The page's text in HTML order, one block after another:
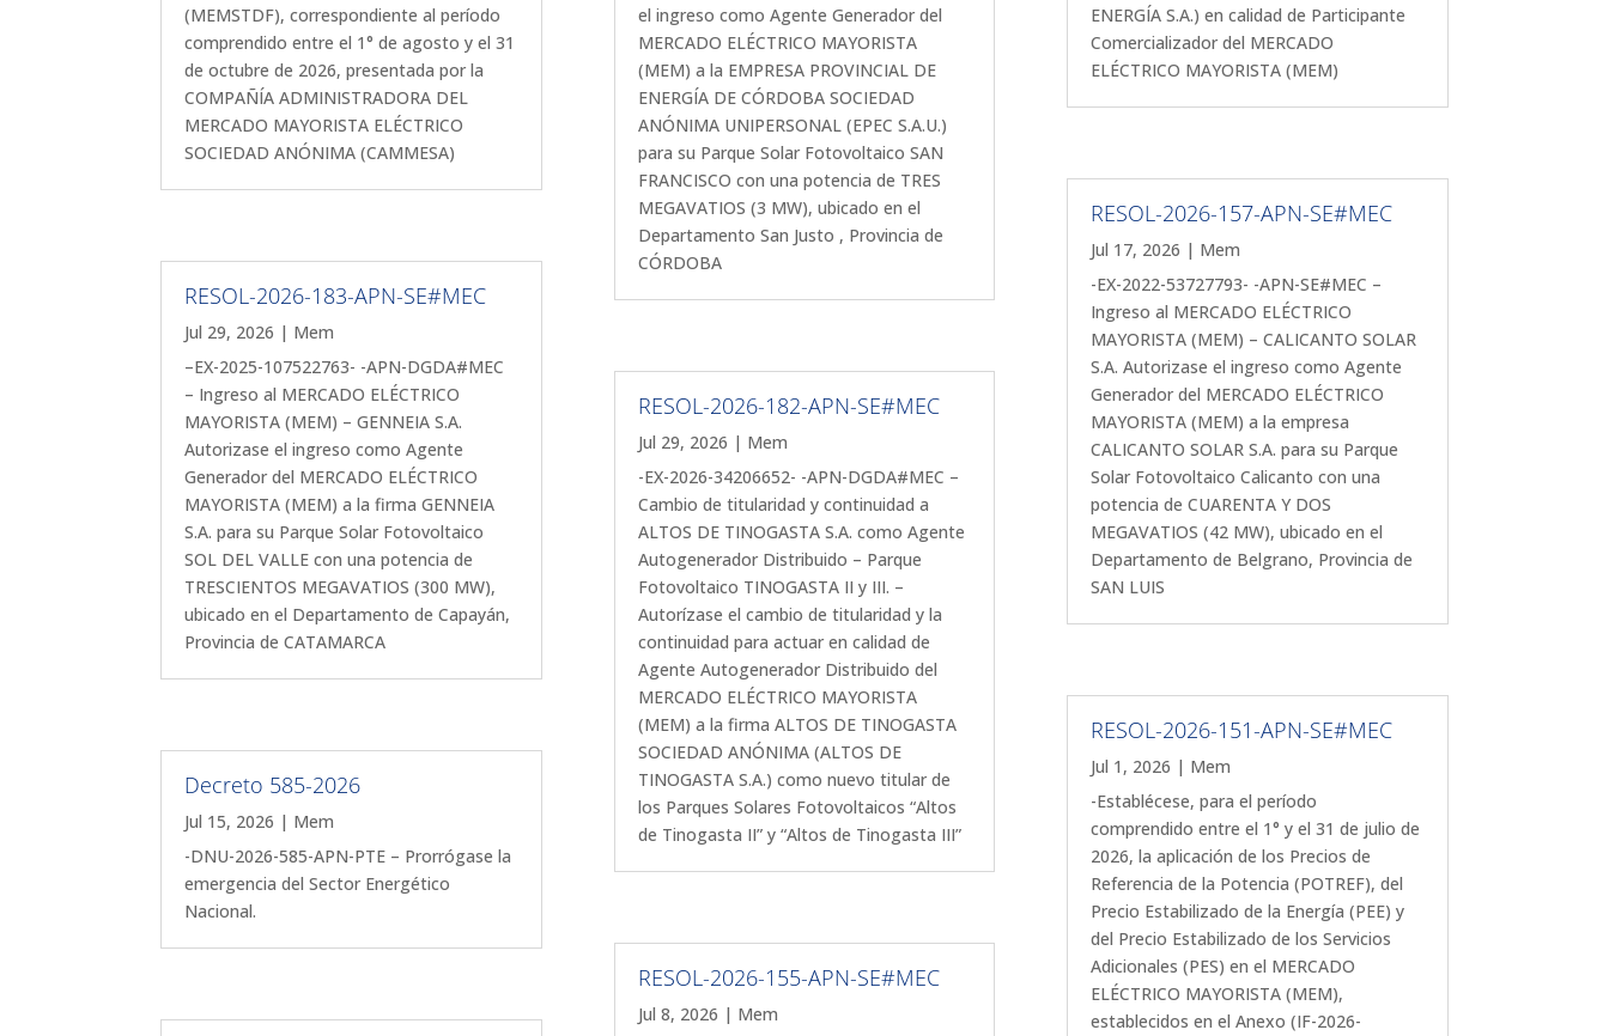
(MEMSTDF), correspondiente al período
comprendido entre el 1° de agosto y el 31
de octubre de 2026, presentada por la
COMPAÑÍA ADMINISTRADORA DEL
MERCADO MAYORISTA ELÉCTRICO
SOCIEDAD ANÓNIMA (CAMMESA)
RESOL-2026-183-APN-SE#MEC
Jul 29, 2026 | Mem
–EX-2025-107522763- -APN-DGDA#MEC
– Ingreso al MERCADO ELÉCTRICO
MAYORISTA (MEM) – GENNEIA S.A.
Autorizase el ingreso como Agente
Generador del MERCADO ELÉCTRICO
MAYORISTA (MEM) a la firma GENNEIA
S.A. para su Parque Solar Fotovoltaico
SOL DEL VALLE con una potencia de
TRESCIENTOS MEGAVATIOS (300 MW),
ubicado en el Departamento de Capayán,
Provincia de CATAMARCA
Decreto 585-2026
Jul 15, 2026 | Mem
-DNU-2026-585-APN-PTE – Prorrógase la
emergencia del Sector Energético
Nacional.
el ingreso como Agente Generador del
MERCADO ELÉCTRICO MAYORISTA
(MEM) a la EMPRESA PROVINCIAL DE
ENERGÍA DE CÓRDOBA SOCIEDAD
ANÓNIMA UNIPERSONAL (EPEC S.A.U.)
para su Parque Solar Fotovoltaico SAN
FRANCISCO con una potencia de TRES
MEGAVATIOS (3 MW), ubicado en el
Departamento San Justo , Provincia de
CÓRDOBA
RESOL-2026-182-APN-SE#MEC
Jul 29, 2026 | Mem
-EX-2026-34206652- -APN-DGDA#MEC –
Cambio de titularidad y continuidad a
ALTOS DE TINOGASTA S.A. como Agente
Autogenerador Distribuido – Parque
Fotovoltaico TINOGASTA II y III. –
Autorízase el cambio de titularidad y la
continuidad para actuar en calidad de
Agente Autogenerador Distribuido del
MERCADO ELÉCTRICO MAYORISTA
(MEM) a la firma ALTOS DE TINOGASTA
SOCIEDAD ANÓNIMA (ALTOS DE
TINOGASTA S.A.) como nuevo titular de
los Parques Solares Fotovoltaicos “Altos
de Tinogasta II” y “Altos de Tinogasta III”
RESOL-2026-155-APN-SE#MEC
Jul 8, 2026 | Mem
ENERGÍA S.A.) en calidad de Participante
Comercializador del MERCADO
ELÉCTRICO MAYORISTA (MEM)
RESOL-2026-157-APN-SE#MEC
Jul 17, 2026 | Mem
-EX-2022-53727793- -APN-SE#MEC –
Ingreso al MERCADO ELÉCTRICO
MAYORISTA (MEM) – CALICANTO SOLAR
S.A. Autorizase el ingreso como Agente
Generador del MERCADO ELÉCTRICO
MAYORISTA (MEM) a la empresa
CALICANTO SOLAR S.A. para su Parque
Solar Fotovoltaico Calicanto con una
potencia de CUARENTA Y DOS
MEGAVATIOS (42 MW), ubicado en el
Departamento de Belgrano, Provincia de
SAN LUIS
RESOL-2026-151-APN-SE#MEC
Jul 1, 2026 | Mem
-Establécese, para el período
comprendido entre el 1° y el 31 de julio de
2026, la aplicación de los Precios de
Referencia de la Potencia (POTREF), del
Precio Estabilizado de la Energía (PEE) y
del Precio Estabilizado de los Servicios
Adicionales (PES) en el MERCADO
ELÉCTRICO MAYORISTA (MEM),
establecidos en el Anexo (IF-2026-